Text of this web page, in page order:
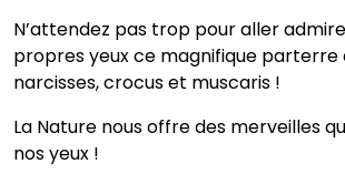
N’attendez pas trop pour aller
propres yeux ce magnifique parterre
narcisses, crocus et muscaris !
La Nature nous offre des merveilles
nos yeux !